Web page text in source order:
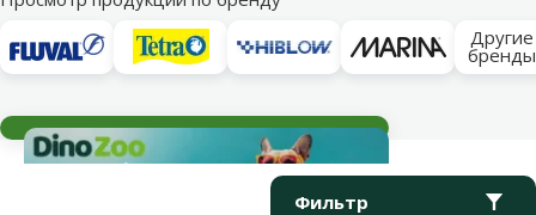
Другие
бренды
Параметрический фильтр
Фильтр
Выбранные фильтры
Продукты в категории Все для чистки аквариума